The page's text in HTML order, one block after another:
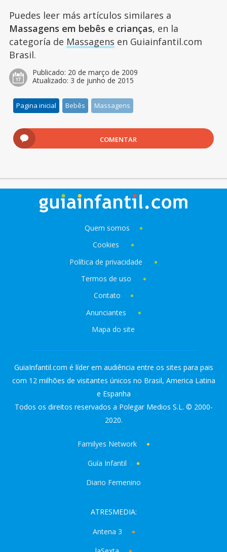
Puedes leer más artículos similares a
Massagens em bebês e crianças, en la
categoría de Massagens en Guiainfantil.com
Brasil.
Publicado: 20 de março de 2009
Atualizado: 3 de junho de 2015
Pagina inicial Bebês Massagens
COMENTAR
Quem somos
Cookies
Política de privacidade
Termos de uso
Contato
Anunciantes
Mapa do site
GuiaInfantil.com é líder em audiência entre os sites para pais
com 12 milhões de visitantes únicos no Brasil, America Latina
e Espanha
Todos os direitos reservados a Polegar Medios S.L. © 2000-
2020.
Familyes Network
Guía Infantil
Diario Femenino
ATRESMEDIA:
Antena 3